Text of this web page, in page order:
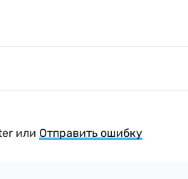
или Отправить ошибку